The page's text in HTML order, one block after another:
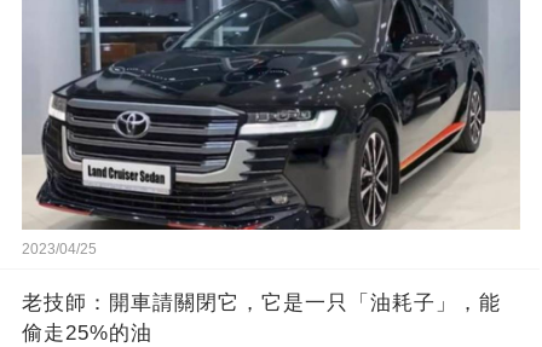
2023/04/25
老技師：開車請關閉它，它是一只「油耗子」，能
偷走25%的油